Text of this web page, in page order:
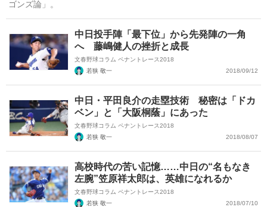
ゴンズ論」。
中日投手陣「最下位」から先発陣の一角
へ 藤嶋健人の挫折と成長
文春野球コラム ペナントレース2018
若狭 敬一
2018/09/12
中日・平田良介の走塁技術 秘密は「ドカ
ベン」と「大阪桐蔭」にあった
文春野球コラム ペナントレース2018
若狭 敬一
2018/08/07
高校時代の苦い記憶……中日の“名もなき
左腕”笠原祥太郎は、英雄になれるか
文春野球コラム ペナントレース2018
若狭 敬一
2018/07/10